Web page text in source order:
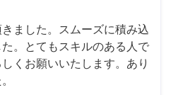
ました。スムーズに積み込
。とてもスキルのある人で
くお願いいたします。あり